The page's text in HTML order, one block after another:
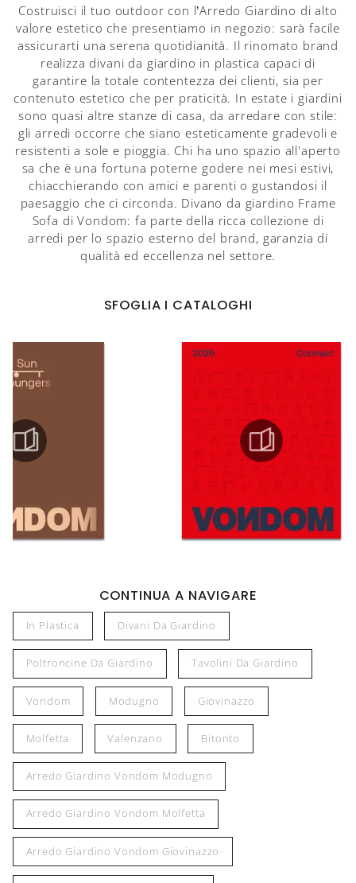
Costruisci il tuo outdoor con l’Arredo Giardino di alto
valore estetico che presentiamo in negozio: sarà facile
assicurarti una serena quotidianità. Il rinomato brand
realizza divani da giardino in plastica capaci di
garantire la totale contentezza dei clienti, sia per
contenuto estetico che per praticità. In estate i giardini
sono quasi altre stanze di casa, da arredare con stile:
gli arredi occorre che siano esteticamente gradevoli e
resistenti a sole e pioggia. Chi ha uno spazio all'aperto
sa che è una fortuna poterne godere nei mesi estivi,
chiacchierando con amici e parenti o gustandosi il
paesaggio che ci circonda. Divano da giardino Frame
Sofa di Vondom: fa parte della ricca collezione di
arredi per lo spazio esterno del brand, garanzia di
qualità ed eccellenza nel settore.
SFOGLIA I CATALOGHI
CONTINUA A NAVIGARE
In Plastica Divani Da Giardino
Poltroncine Da Giardino Tavolini Da Giardino
Vondom Modugno Giovinazzo
Molfetta Valenzano Bitonto
Arredo Giardino Vondom Modugno
Arredo Giardino Vondom Molfetta
Arredo Giardino Vondom Giovinazzo